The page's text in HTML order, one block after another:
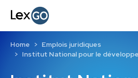
Home
Emplois juridiques
Institut National pour le